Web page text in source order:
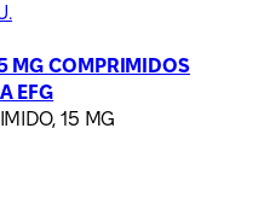
MG COMPRIMIDOS
EFG
15 MG